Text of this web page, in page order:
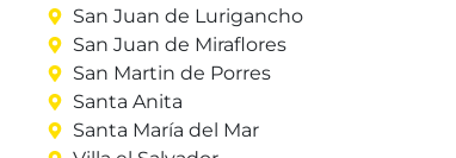
San Juan de Lurigancho
San Juan de Miraflores
San Martin de Porres
Santa Anita
Santa María del Mar